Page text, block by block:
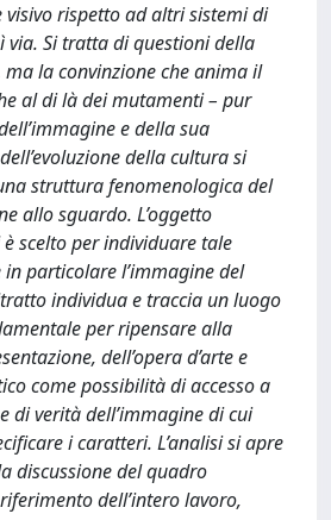
rispetto ad altri sistemi di
via. Si tratta di questioni della
la convinzione che anima il
al di là dei mutamenti – pur
e della sua
della cultura si
struttura fenomenologica del
allo sguardo. L’oggetto
scelto per individuare tale
particolare l’immagine del
individua e traccia un luogo
per ripensare alla
dell’opera d’arte e
come possibilità di accesso a
di verità dell’immagine di cui
i caratteri. L’analisi si apre
discussione del quadro
dell’intero lavoro,